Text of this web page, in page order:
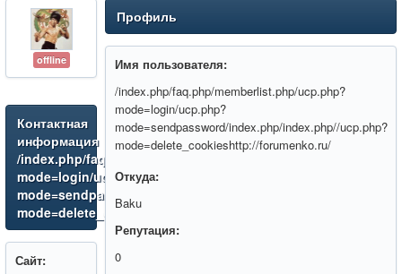
offline
Контактная
информация
/index.php/faq.php/memberlist.php/ucp.php?
mode=login/ucp.php?
mode=sendpassword/index.php/index.php//ucp.php?
mode=delete_cookieshttp://forumenko.ru/
Сайт:
Профиль
Имя пользователя:
/index.php/faq.php/memberlist.php/ucp.php?
mode=login/ucp.php?
mode=sendpassword/index.php/index.php//ucp.php?
mode=delete_cookieshttp://forumenko.ru/
Откуда:
Baku
Репутация:
0